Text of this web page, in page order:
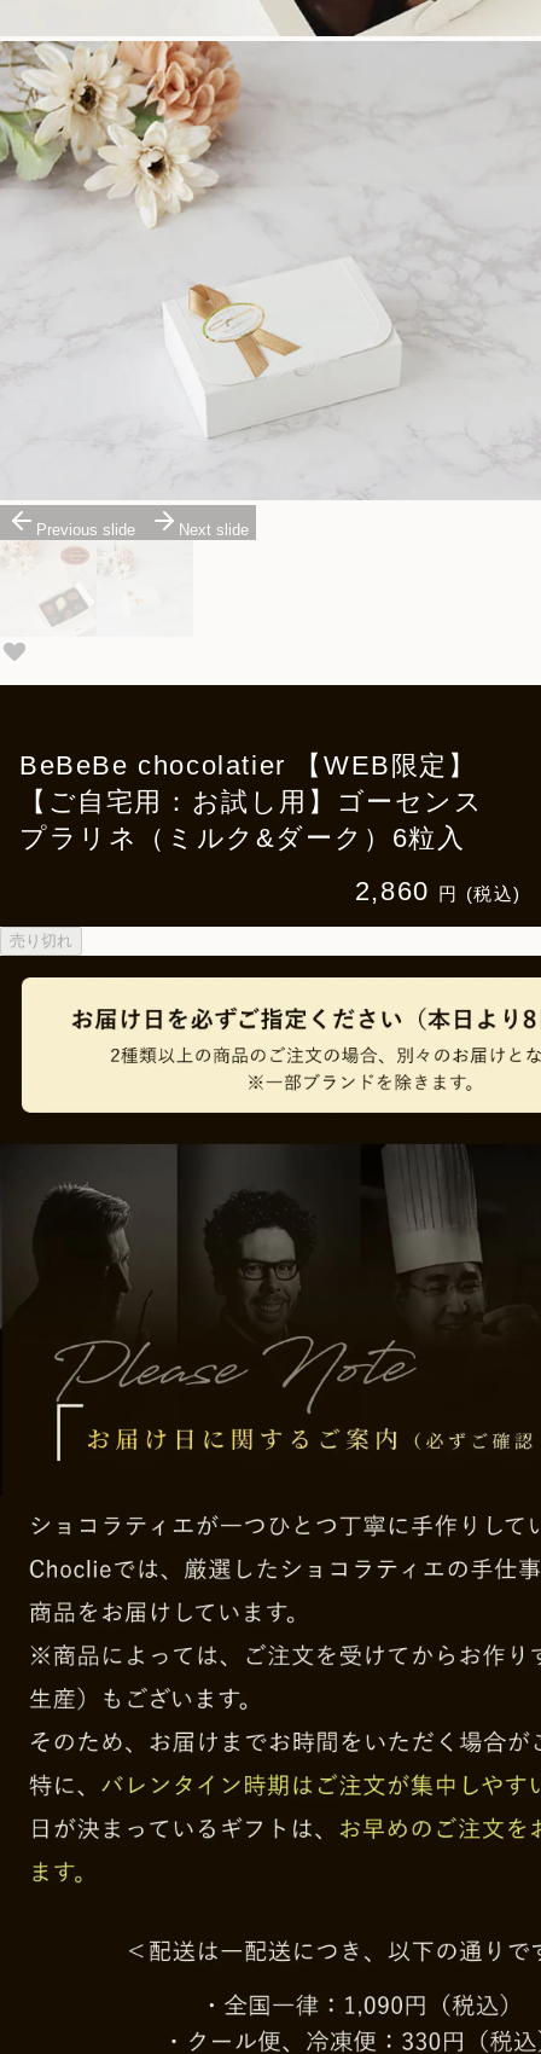
Previous slide Next slide
BeBeBe chocolatier 【WEB限定】
【ご自宅用：お試し用】ゴーセンス
プラリネ（ミルク&ダーク）6粒入
2,860 円 (税込)
売り切れ